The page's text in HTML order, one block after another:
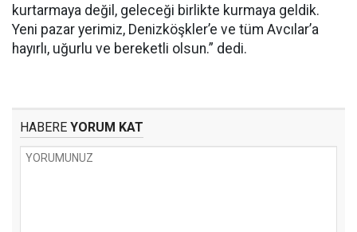
kurtarmaya değil, geleceği birlikte kurmaya geldik.
Yeni pazar yerimiz, Denizköşkler’e ve tüm Avcılar’a
hayırlı, uğurlu ve bereketli olsun.” dedi.
HABERE YORUM KAT